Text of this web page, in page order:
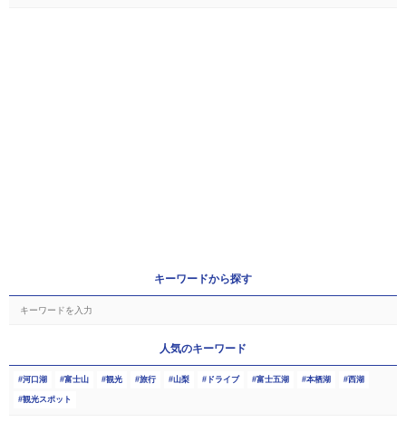
キーワードから探す
人気のキーワード
河口湖 富士山 観光 旅行 山梨 ドライブ 富士五湖 本栖湖 西湖
観光スポット